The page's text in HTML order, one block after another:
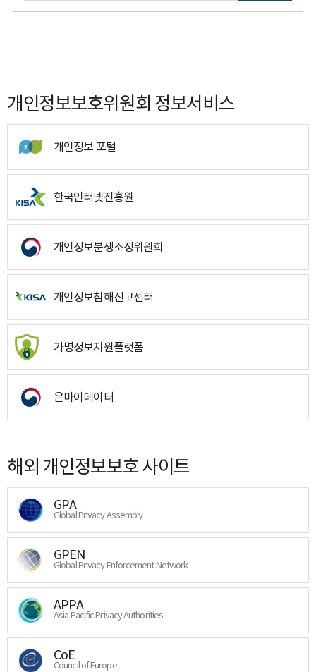
개인정보보호위원회 정보서비스
개인정보 포털
한국인터넷진흥원
개인정보분쟁조정위원회
개인정보침해신고센터
가명정보지원플랫폼
온마이데이터
해외 개인정보보호 사이트
GPA
Global Privacy Assembly
GPEN
Global Privacy Enforcement Network
APPA
Asia Pacific Privacy Authorities
CoE
Council of Europe